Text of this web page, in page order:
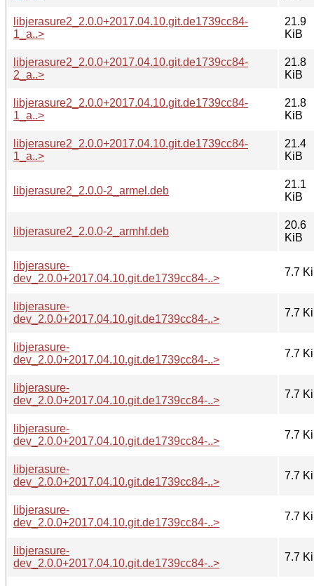
libjerasure2_2.0.0+2017.04.10.git.de1739cc84-
1_a..>
21.9
KiB
libjerasure2_2.0.0+2017.04.10.git.de1739cc84-
2_a..>
21.8
KiB
libjerasure2_2.0.0+2017.04.10.git.de1739cc84-
1_a..>
21.8
KiB
libjerasure2_2.0.0+2017.04.10.git.de1739cc84-
1_a..>
21.4
KiB
libjerasure2_2.0.0-2_armel.deb
21.1
KiB
libjerasure2_2.0.0-2_armhf.deb
20.6
KiB
libjerasure-
dev_2.0.0+2017.04.10.git.de1739cc84-..>
7.7
libjerasure-
dev_2.0.0+2017.04.10.git.de1739cc84-..>
7.7
libjerasure-
dev_2.0.0+2017.04.10.git.de1739cc84-..>
7.7
libjerasure-
dev_2.0.0+2017.04.10.git.de1739cc84-..>
7.7
libjerasure-
dev_2.0.0+2017.04.10.git.de1739cc84-..>
7.7
libjerasure-
dev_2.0.0+2017.04.10.git.de1739cc84-..>
7.7
libjerasure-
dev_2.0.0+2017.04.10.git.de1739cc84-..>
7.7
libjerasure-
dev_2.0.0+2017.04.10.git.de1739cc84-..>
7.7